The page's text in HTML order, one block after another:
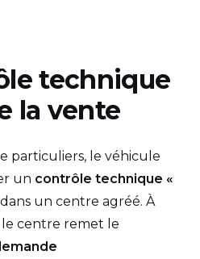
technique
la vente
particuliers, le véhicule
un contrôle technique «
dans un centre agréé. À
le centre remet le